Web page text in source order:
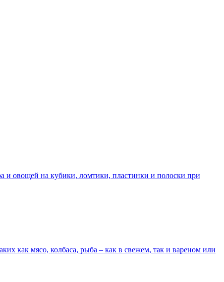
овощей на кубики, ломтики, пластинки и полоски при
как мясо, колбаса, рыба – как в свежем, так и вареном или